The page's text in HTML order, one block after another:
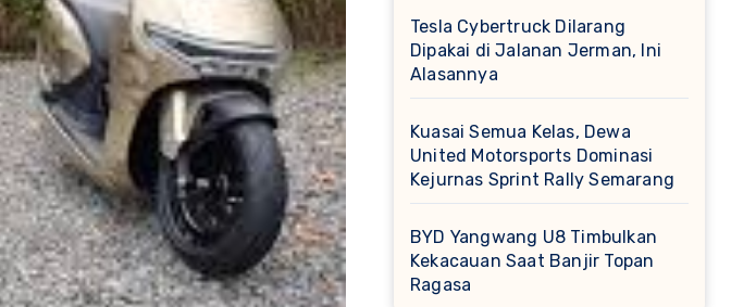
Tesla Cybertruck Dilarang
Dipakai di Jalanan Jerman, Ini
Alasannya
Kuasai Semua Kelas, Dewa
United Motorsports Dominasi
Kejurnas Sprint Rally Semarang
BYD Yangwang U8 Timbulkan
Kekacauan Saat Banjir Topan
Ragasa